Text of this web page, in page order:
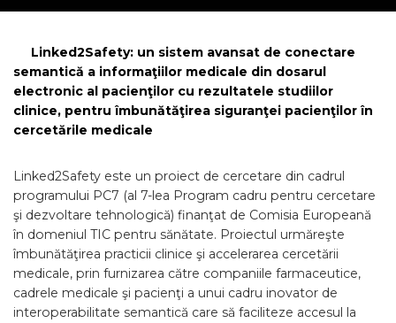
Linked2Safety: un sistem avansat de conectare
semantică a informaţiilor medicale din dosarul
electronic al pacienţilor cu rezultatele studiilor
clinice, pentru îmbunătăţirea siguranţei pacienţilor în
cercetările medicale
Linked2Safety este un proiect de cercetare din cadrul
programului PC7 (al 7-lea Program cadru pentru cercetare
şi dezvoltare tehnologică) finanţat de Comisia Europeană
în domeniul TIC pentru sănătate. Proiectul urmăreşte
îmbunătăţirea practicii clinice şi accelerarea cercetării
medicale, prin furnizarea către companiile farmaceutice,
cadrele medicale şi pacienţi a unui cadru inovator de
interoperabilitate semantică care să faciliteze accesul la